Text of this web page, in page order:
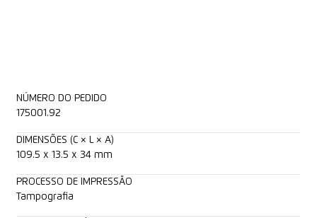
NÚMERO DO PEDIDO
175001.92
DIMENSÕES (C × L × A)
109.5 x 13.5 x 34 mm
PROCESSO DE IMPRESSÃO
Tampografia